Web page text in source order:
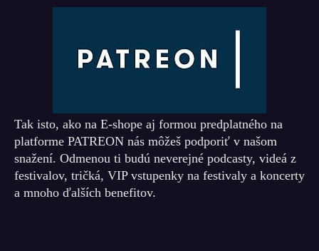
Tak isto, ako na E-shope aj formou predplatného na
platforme PATREON nás môžeš podporiť v našom
snažení. Odmenou ti budú neverejné podcasty, videá z
festivalov, tričká, VIP vstupenky na festivaly a koncerty
a mnoho ďalších benefitov.